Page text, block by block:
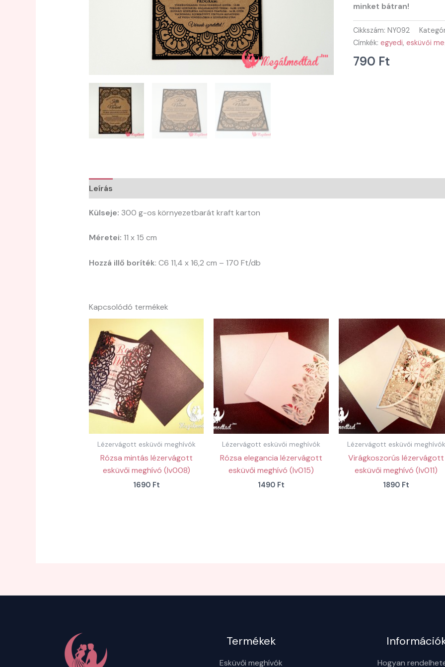
minket bátran!
Cikkszám: NY092
Címkék:egyedi,esküvői
790 Ft
Leírás
Külseje: 300 g-os környezetbarát kraft karton
Méretei: 11 x 15 cm
Hozzá illő boríték: C6 11,4 x 16,2 cm – 170 Ft/db
Kapcsolódó termékek
Lézervágott esküvői meghívók
Rózsa mintás lézervágott
esküvői meghívó (lv008)
1690 Ft
Lézervágott esküvői meghívók
Rózsa elegancia lézervágott
esküvői meghívó (lv015)
1490 Ft
Lézervágott esküvői meghívók
Virágkoszorús lézervágott
esküvői meghívó (lv011)
1890 Ft
Termékek
Esküvői meghívók Hogyan